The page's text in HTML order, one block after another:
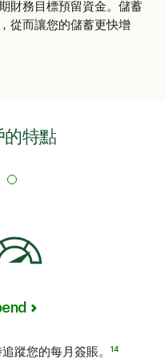
財務目標預留資金。儲蓄
從而讓您的儲蓄更快增
的特點
蹤您的每月簽賬。 14